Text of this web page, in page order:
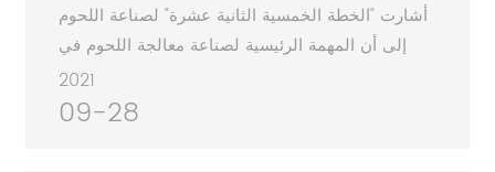
أشارت "الخطة الخمسية الثانية عشرة" لصناعة اللحوم
إلى أن المهمة الرئيسية لصناعة معالجة اللحوم في
بلدي هي زيادة تعديل هيكل الإنتاج وتطوير معالجة لحوم
الخنزير ولحم البقر والضأن والدواجن بشكل مطرد.
2021
09-28